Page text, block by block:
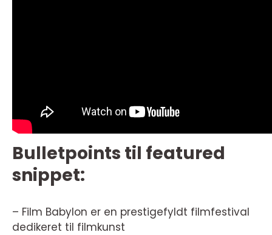
Bulletpoints til featured
snippet:
– Film Babylon er en prestigefyldt filmfestival
dedikeret til filmkunst